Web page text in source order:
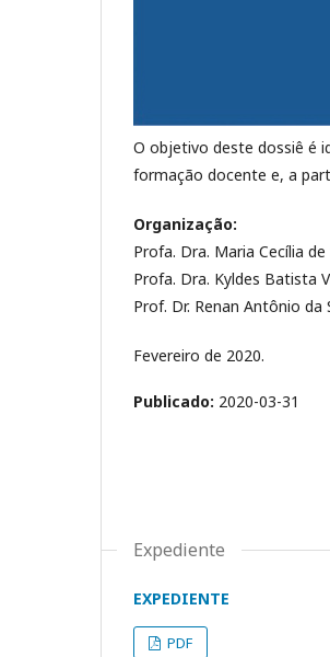
O objetivo deste dossiê é
formação docente e, a
Organização:
Profa. Dra. Maria Cecília
Profa. Dra. Kyldes Batista
Prof. Dr. Renan Antônio da
Fevereiro de 2020.
Publicado: 2020-03-31
Expediente
EXPEDIENTE
PDF